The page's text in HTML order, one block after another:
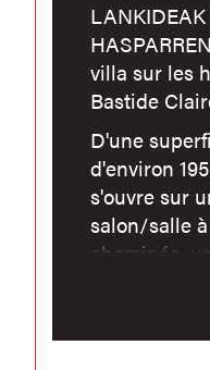
villa sur les
Bastide
D'une
d'environ
s'ouvre sur
salon/salle
cheminée,
pouvant